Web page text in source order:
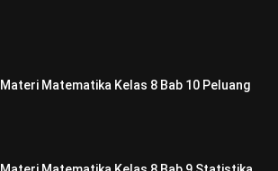
Materi Matematika Kelas 8 Bab 10 Peluang